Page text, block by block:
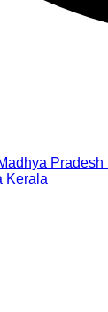
Pradesh
Kerala